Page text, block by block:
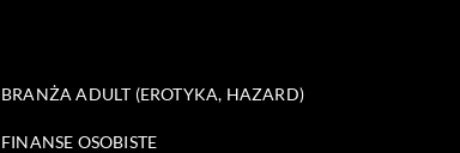
BRANŻA ADULT (EROTYKA, HAZARD)
FINANSE OSOBISTE